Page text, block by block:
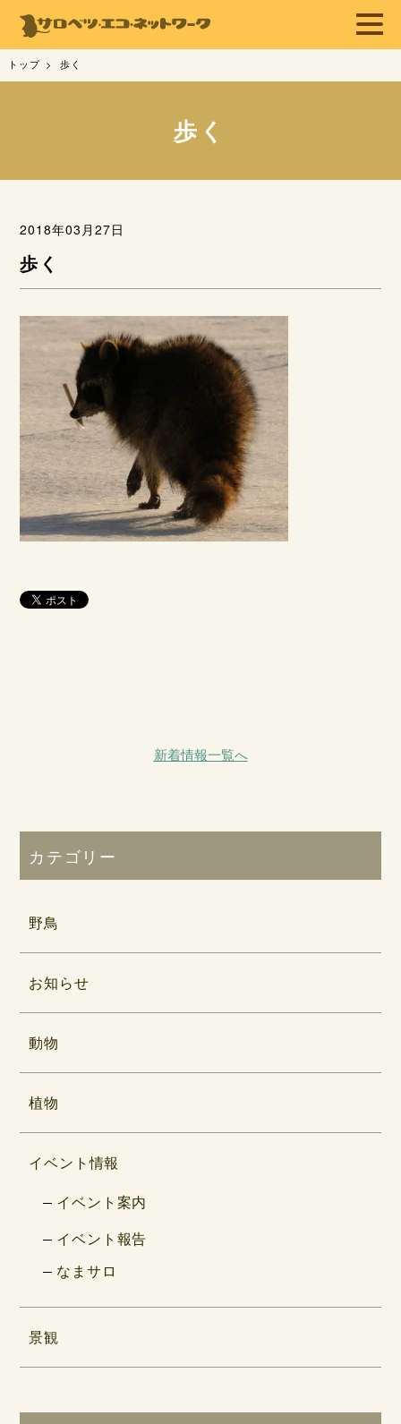
トップ 歩く
歩く
2018年03月27日
歩く
新着情報一覧へ
カテゴリー
野鳥
お知らせ
動物
植物
イベント情報
イベント案内
イベント報告
なまサロ
景観